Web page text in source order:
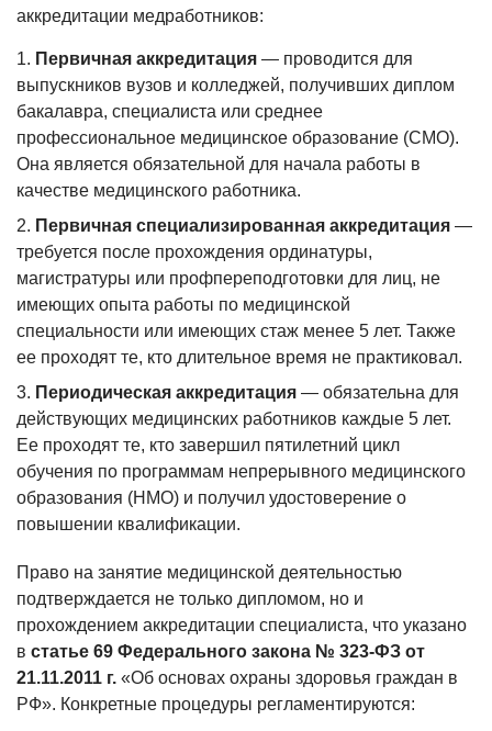
аккредитации медработников:
Первичная аккредитация — проводится для
выпускников вузов и колледжей, получивших диплом
бакалавра, специалиста или среднее
профессиональное медицинское образование (СМО).
Она является обязательной для начала работы в
качестве медицинского работника.
Первичная специализированная аккредитация —
требуется после прохождения ординатуры,
магистратуры или профпереподготовки для лиц, не
имеющих опыта работы по медицинской
специальности или имеющих стаж менее 5 лет. Также
ее проходят те, кто длительное время не практиковал.
Периодическая аккредитация — обязательна для
действующих медицинских работников каждые 5 лет.
Ее проходят те, кто завершил пятилетний цикл
обучения по программам непрерывного медицинского
образования (НМО) и получил удостоверение о
повышении квалификации.
Право на занятие медицинской деятельностью
подтверждается не только дипломом, но и
прохождением аккредитации специалиста, что указано
в статье 69 Федерального закона № 323-ФЗ от
21.11.2011 г. «Об основах охраны здоровья граждан в
РФ». Конкретные процедуры регламентируются: